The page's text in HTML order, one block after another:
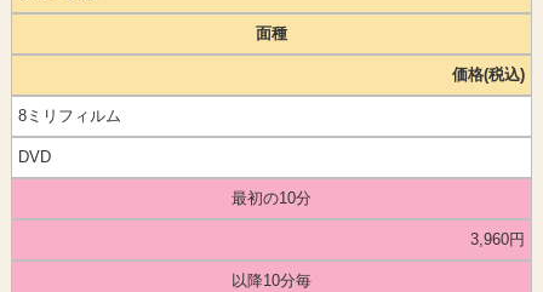
面種
価格(税込)
8ミリフィルム
DVD
最初の10分
3,960円
以降10分毎